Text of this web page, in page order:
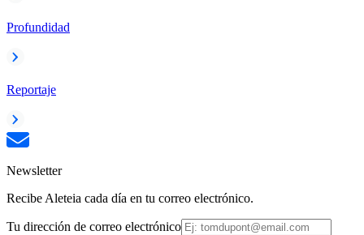
Profundidad
Reportaje
Newsletter
Recibe Aleteia cada día en tu correo electrónico.
Tu dirección de correo electrónico